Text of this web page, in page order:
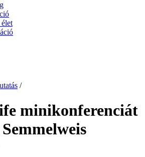
/
minikonferenciát